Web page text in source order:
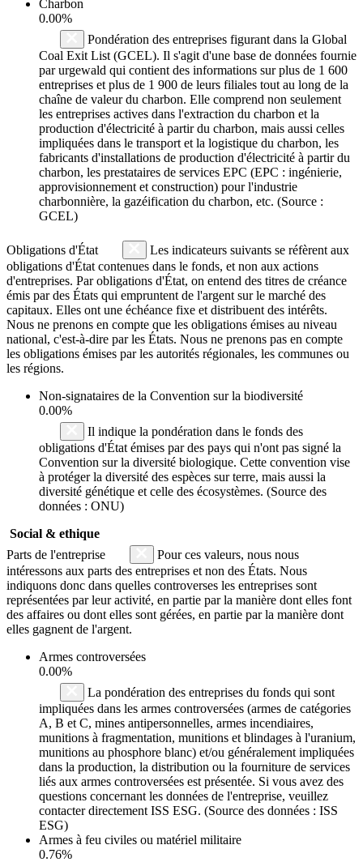
Charbon
0.00%
Pondération des entreprises figurant dans la Global
Coal Exit List (GCEL). Il s'agit d'une base de données fournie
par urgewald qui contient des informations sur plus de 1 600
entreprises et plus de 1 900 de leurs filiales tout au long de la
chaîne de valeur du charbon. Elle comprend non seulement
les entreprises actives dans l'extraction du charbon et la
production d'électricité à partir du charbon, mais aussi celles
impliquées dans le transport et la logistique du charbon, les
fabricants d'installations de production d'électricité à partir du
charbon, les prestataires de services EPC (EPC : ingénierie,
approvisionnement et construction) pour l'industrie
charbonnière, la gazéification du charbon, etc. (Source :
GCEL)
Obligations d'État
Les indicateurs suivants se réfèrent aux
obligations d'État contenues dans le fonds, et non aux actions
d'entreprises. Par obligations d'État, on entend des titres de créance
émis par des États qui empruntent de l'argent sur le marché des
capitaux. Elles ont une échéance fixe et distribuent des intérêts.
Nous ne prenons en compte que les obligations émises au niveau
national, c'est-à-dire par les États. Nous ne prenons pas en compte
les obligations émises par les autorités régionales, les communes ou
les régions.
Non-signataires de la Convention sur la biodiversité
0.00%
Il indique la pondération dans le fonds des
obligations d'État émises par des pays qui n'ont pas signé la
Convention sur la diversité biologique. Cette convention vise
à protéger la diversité des espèces sur terre, mais aussi la
diversité génétique et celle des écosystèmes. (Source des
données : ONU)
Social & ethique
Parts de l'entreprise
Pour ces valeurs, nous nous
intéressons aux parts des entreprises et non des États. Nous
indiquons donc dans quelles controverses les entreprises sont
représentées par leur activité, en partie par la manière dont elles font
des affaires ou dont elles sont gérées, en partie par la manière dont
elles gagnent de l'argent.
Armes controversées
0.00%
La pondération des entreprises du fonds qui sont
impliquées dans les armes controversées (armes de catégories
A, B et C, mines antipersonnelles, armes incendiaires,
munitions à fragmentation, munitions et blindages à l'uranium,
munitions au phosphore blanc) et/ou généralement impliquées
dans la production, la distribution ou la fourniture de services
liés aux armes controversées est présentée. Si vous avez des
questions concernant les données de l'entreprise, veuillez
contacter directement ISS ESG. (Source des données : ISS
ESG)
Armes à feu civiles ou matériel militaire
0.76%